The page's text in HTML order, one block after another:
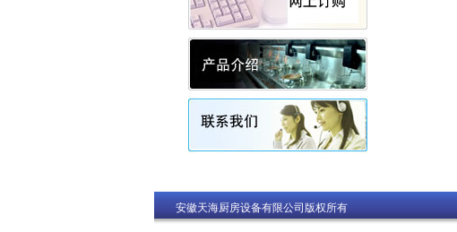
安徽天海厨房设备有限公司版权所有